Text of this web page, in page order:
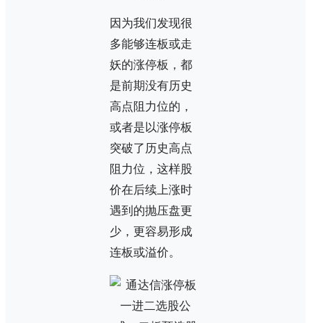
因为我们发现很
多能够连板或走
妖的涨停板，都
是前期没有历史
高点阻力位的，
或者是以涨停板
突破了历史高点
阻力位，这样股
价在后续上涨时
遇到的抛压盘更
少，更容易形成
连板或溢价。